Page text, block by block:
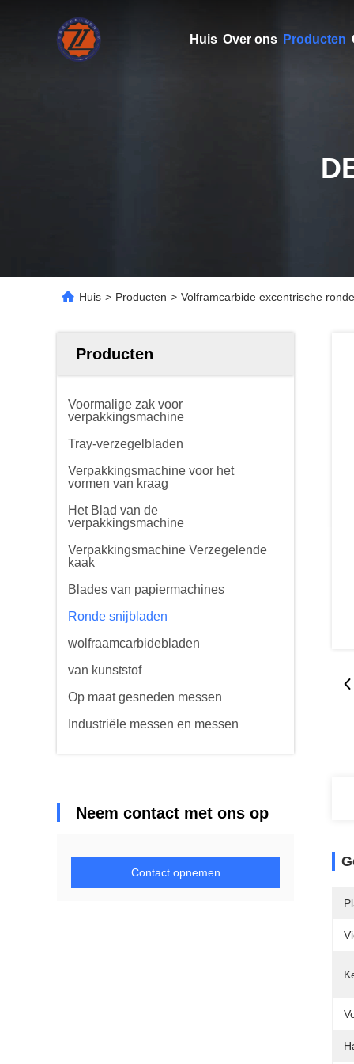
Huis Over ons Producten
Huis > Producten > Volframcarbide excentrische
Producten
Voormalige zak voor
verpakkingsmachine
Tray-verzegelbladen
Verpakkingsmachine voor het
vormen van kraag
Het Blad van de
verpakkingsmachine
Verpakkingsmachine Verzegelende
kaak
Blades van papiermachines
Ronde snijbladen
wolfraamcarbidebladen
van kunststof
Op maat gesneden messen
Industriële messen en messen
Neem contact met ons op
Contact opnemen